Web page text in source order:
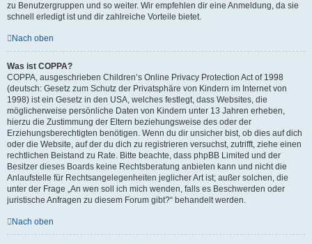
zu Benutzergruppen und so weiter. Wir empfehlen dir eine Anmeldung, da sie
schnell erledigt ist und dir zahlreiche Vorteile bietet.
Nach oben
Was ist COPPA?
COPPA, ausgeschrieben Children’s Online Privacy Protection Act of 1998
(deutsch: Gesetz zum Schutz der Privatsphäre von Kindern im Internet von
1998) ist ein Gesetz in den USA, welches festlegt, dass Websites, die
möglicherweise persönliche Daten von Kindern unter 13 Jahren erheben,
hierzu die Zustimmung der Eltern beziehungsweise des oder der
Erziehungsberechtigten benötigen. Wenn du dir unsicher bist, ob dies auf dich
oder die Website, auf der du dich zu registrieren versuchst, zutrifft, ziehe einen
rechtlichen Beistand zu Rate. Bitte beachte, dass phpBB Limited und der
Besitzer dieses Boards keine Rechtsberatung anbieten kann und nicht die
Anlaufstelle für Rechtsangelegenheiten jeglicher Art ist; außer solchen, die
unter der Frage „An wen soll ich mich wenden, falls es Beschwerden oder
juristische Anfragen zu diesem Forum gibt?“ behandelt werden.
Nach oben